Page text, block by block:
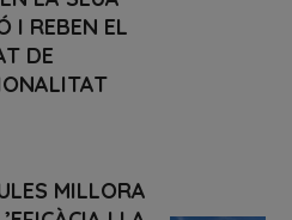
I REBEN EL
DE
MILLORA